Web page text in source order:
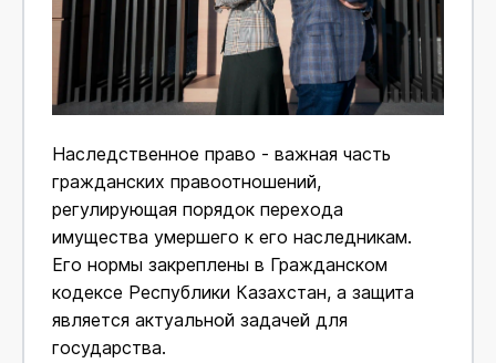
Наследственное право - важная часть
гражданских правоотношений,
регулирующая порядок перехода
имущества умершего к его наследникам.
Его нормы закреплены в Гражданском
кодексе Республики Казахстан, а защита
является актуальной задачей для
государства.